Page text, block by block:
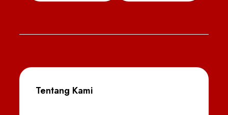
Tentang Kami